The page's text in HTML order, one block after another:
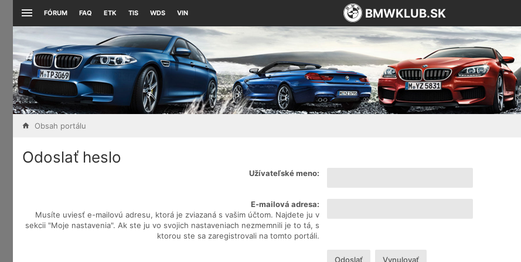
FÓRUM FAQ ETK TIS WDS VIN BMWKLUB.SK
Obsah portálu
Odoslať heslo
Užívateľské meno:
E-mailová adresa:
Musíte uviesť e-mailovú adresu, ktorá je zviazaná s vašim účtom. Najdete ju v
sekcii "Moje nastavenia". Ak ste ju vo svojich nastaveniach nezmemnili je to tá, s
ktorou ste sa zaregistrovali na tomto portáli.